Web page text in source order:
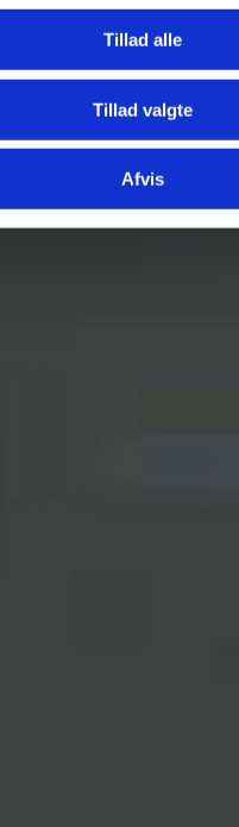
Tillad alle
Tillad valgte
Afvis